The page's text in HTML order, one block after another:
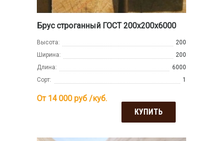
Брус строганный ГОСТ 200х200х6000
Высота:
200
Ширина:
200
Длина:
6000
Сорт:
1
От 14 000 руб /куб.
КУПИТЬ